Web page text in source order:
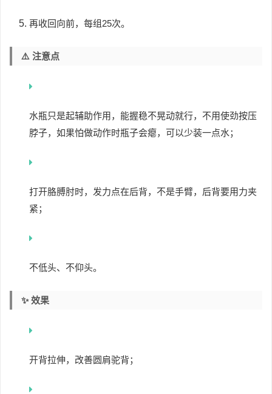
再收回向前，每组25次。
⚠️ 注意点
水瓶只是起辅助作用，能握稳不晃动就行，不用使劲按压
脖子，如果怕做动作时瓶子会瘪，可以少装一点水；
打开胳膊肘时，发力点在后背，不是手臂，后背要用力夹
紧；
不低头、不仰头。
✨ 效果
开背拉伸，改善圆肩驼背；